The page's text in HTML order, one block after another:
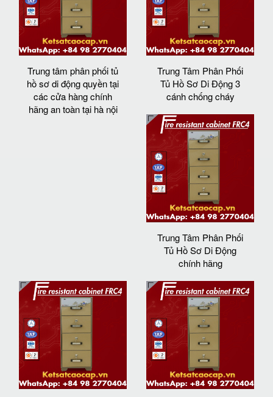
Trung tâm phân phối tủ
hồ sơ di động quyền tại
các cửa hàng chính
hãng an toàn tại hà nội
Trung Tâm Phân Phối
Tủ Hồ Sơ Di Động 3
cánh chống cháy
Trung Tâm Phân Phối
Tủ Hồ Sơ Di Động
chính hãng